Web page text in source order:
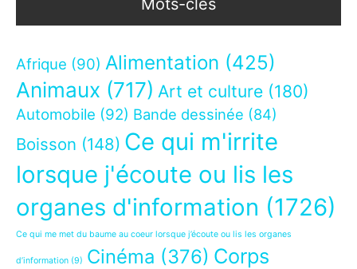
Afrique (90) Alimentation (425)
Animaux (717) Art et culture (180)
Automobile (92) Bande dessinée (84)
Boisson (148) Ce qui m'irrite
lorsque j'écoute ou lis les
organes d'information (1726)
Ce qui me met du baume au coeur lorsque j’écoute ou lis les organes
d’information (9) Cinéma (376) Corps